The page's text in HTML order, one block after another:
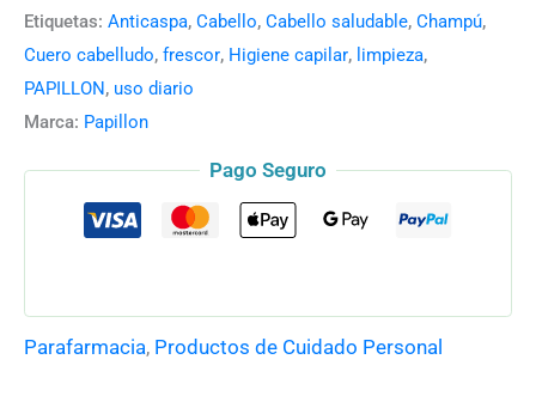
Etiquetas: Anticaspa, Cabello, Cabello saludable, Champú,
Cuero cabelludo, frescor, Higiene capilar, limpieza,
PAPILLON, uso diario
Marca: Papillon
Pago Seguro
Parafarmacia, Productos de Cuidado Personal